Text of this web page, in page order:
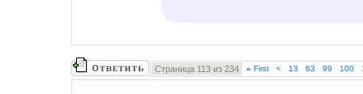
Страница 113 из 234 « First < 13 63 99 100